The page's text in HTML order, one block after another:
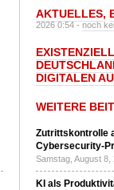
AKTUELLES,
2026 0:54 -noch
DIGITALEN
WEITERE
Zutrittskontrolle
Cybersecurity-
Samstag, August
KI als